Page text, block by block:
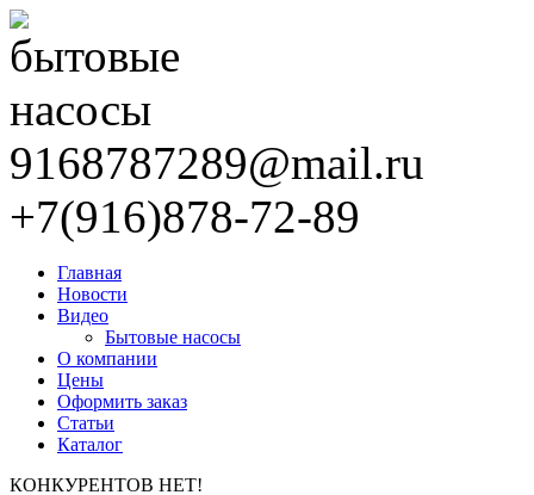
9168787289@mail.ru
+7(916)878-72-89
Главная
Новости
Видео
Бытовые насосы
О компании
Цены
Оформить заказ
Статьи
Каталог
КОНКУРЕНТОВ НЕТ!